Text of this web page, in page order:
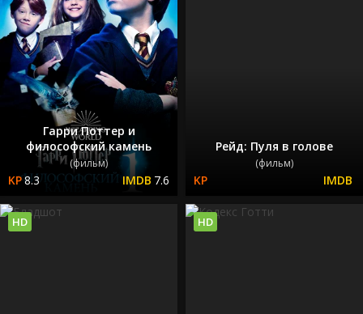
Гарри Поттер и
философский камень
(фильм)
8.3 7.6
Рейд: Пуля в голове
(фильм)
HD HD